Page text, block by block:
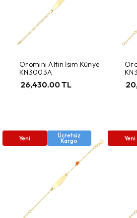
Oromini Altın İsim Künye
KN3003A
26,430.00 TL
Yeni Ücretsiz
Kargo Yeni